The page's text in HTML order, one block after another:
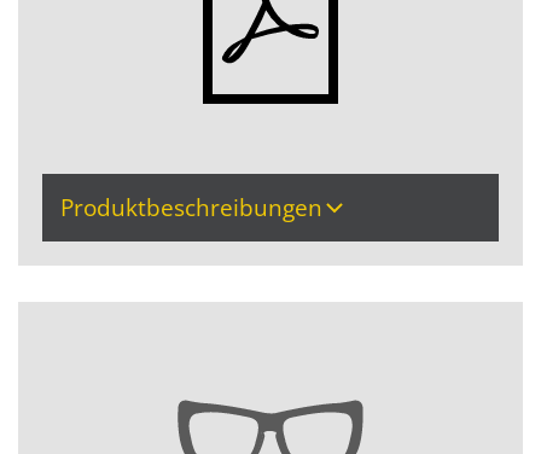
Produktbeschreibungen